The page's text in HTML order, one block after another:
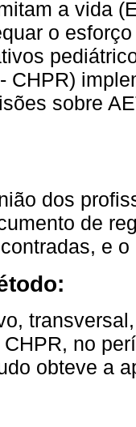
a vida
o
CHPR)
sobre
dos
de
e
no
obteve a